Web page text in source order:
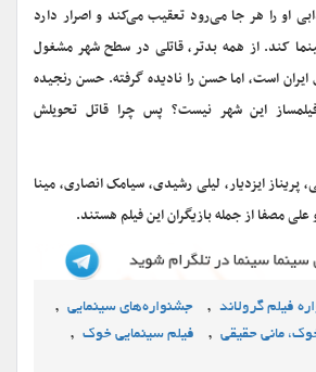
او را هر جا می‌رود تعقیب می‌کند و اصرار دارد
کند. از همه بدتر، قاتلی در سطح شهر مشغول
است، اما حسن را نادیده گرفته. حسن رنجیده
این شهر نیست؟ پس چرا قاتل تحویلش
ایزدیار، لیلی رشیدی، سیامک انصاری، مینا
مصفا از جمله بازیگران این فیلم هستند.
فیلم گرولاند , جشنواره‌های سینمایی ,
مانی حقیقی , فیلم سینمایی خوک ,